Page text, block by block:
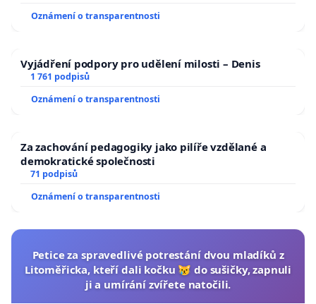
Oznámení o transparentnosti
Vyjádření podpory pro udělení milosti – Denis
1 761 podpisů
Oznámení o transparentnosti
Za zachování pedagogiky jako pilíře vzdělané a
demokratické společnosti
71 podpisů
Oznámení o transparentnosti
Petice za spravedlivé potrestání dvou mladíků z
Litoměřicka, kteří dali kočku 😿 do sušičky, zapnuli
ji a umírání zvířete natočili.